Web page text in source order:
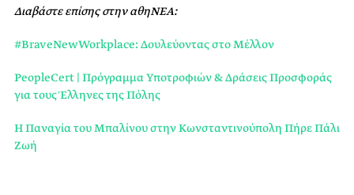
Διαβάστε επίσης στην αθηΝΕΑ:
#BraveNewWorkplace: Δουλεύοντας στο Μέλλον
PeopleCert | Πρόγραμμα Υποτροφιών & Δράσεις Προσφοράς
για τους Έλληνες της Πόλης
Η Παναγία του Μπαλίνου στην Κωνσταντινούπολη Πήρε Πάλι
Ζωή